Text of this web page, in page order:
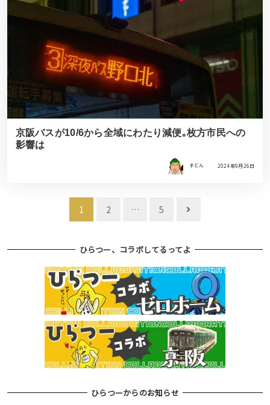
京阪バスが10/6から全域にわたり減便｡枚方市民への
影響は
すどん 2024年9月26日
ビ
1 2 … 5
ひらつー、コラボしてるってよ
ひらつーからのお知らせ